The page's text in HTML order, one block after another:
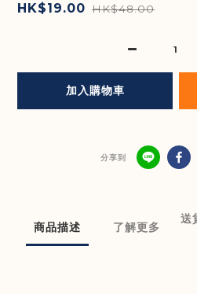
HK$19.00 HK$48.00
加入購物車
分享到
商品描述 了解更多
送